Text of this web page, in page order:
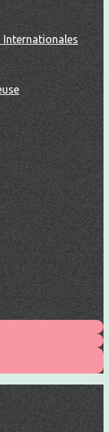
Internationales